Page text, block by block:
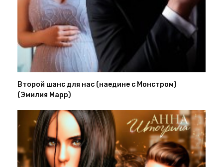
Второй шанс для нас (наедине с Монстром)
(Эмилия Марр)